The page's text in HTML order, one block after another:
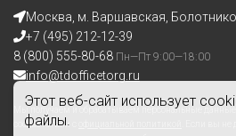
Этот веб-сайт использует
файлы.
Москва, м. Варшавская,
+7 (495) 212-12-39
8 (800) 555-80-68 Пн—Пт 9:00—18:00
info@tdofficetorg.ru
Мы получаем и обрабатываем персональные данные
соответствии с
. Если вы не